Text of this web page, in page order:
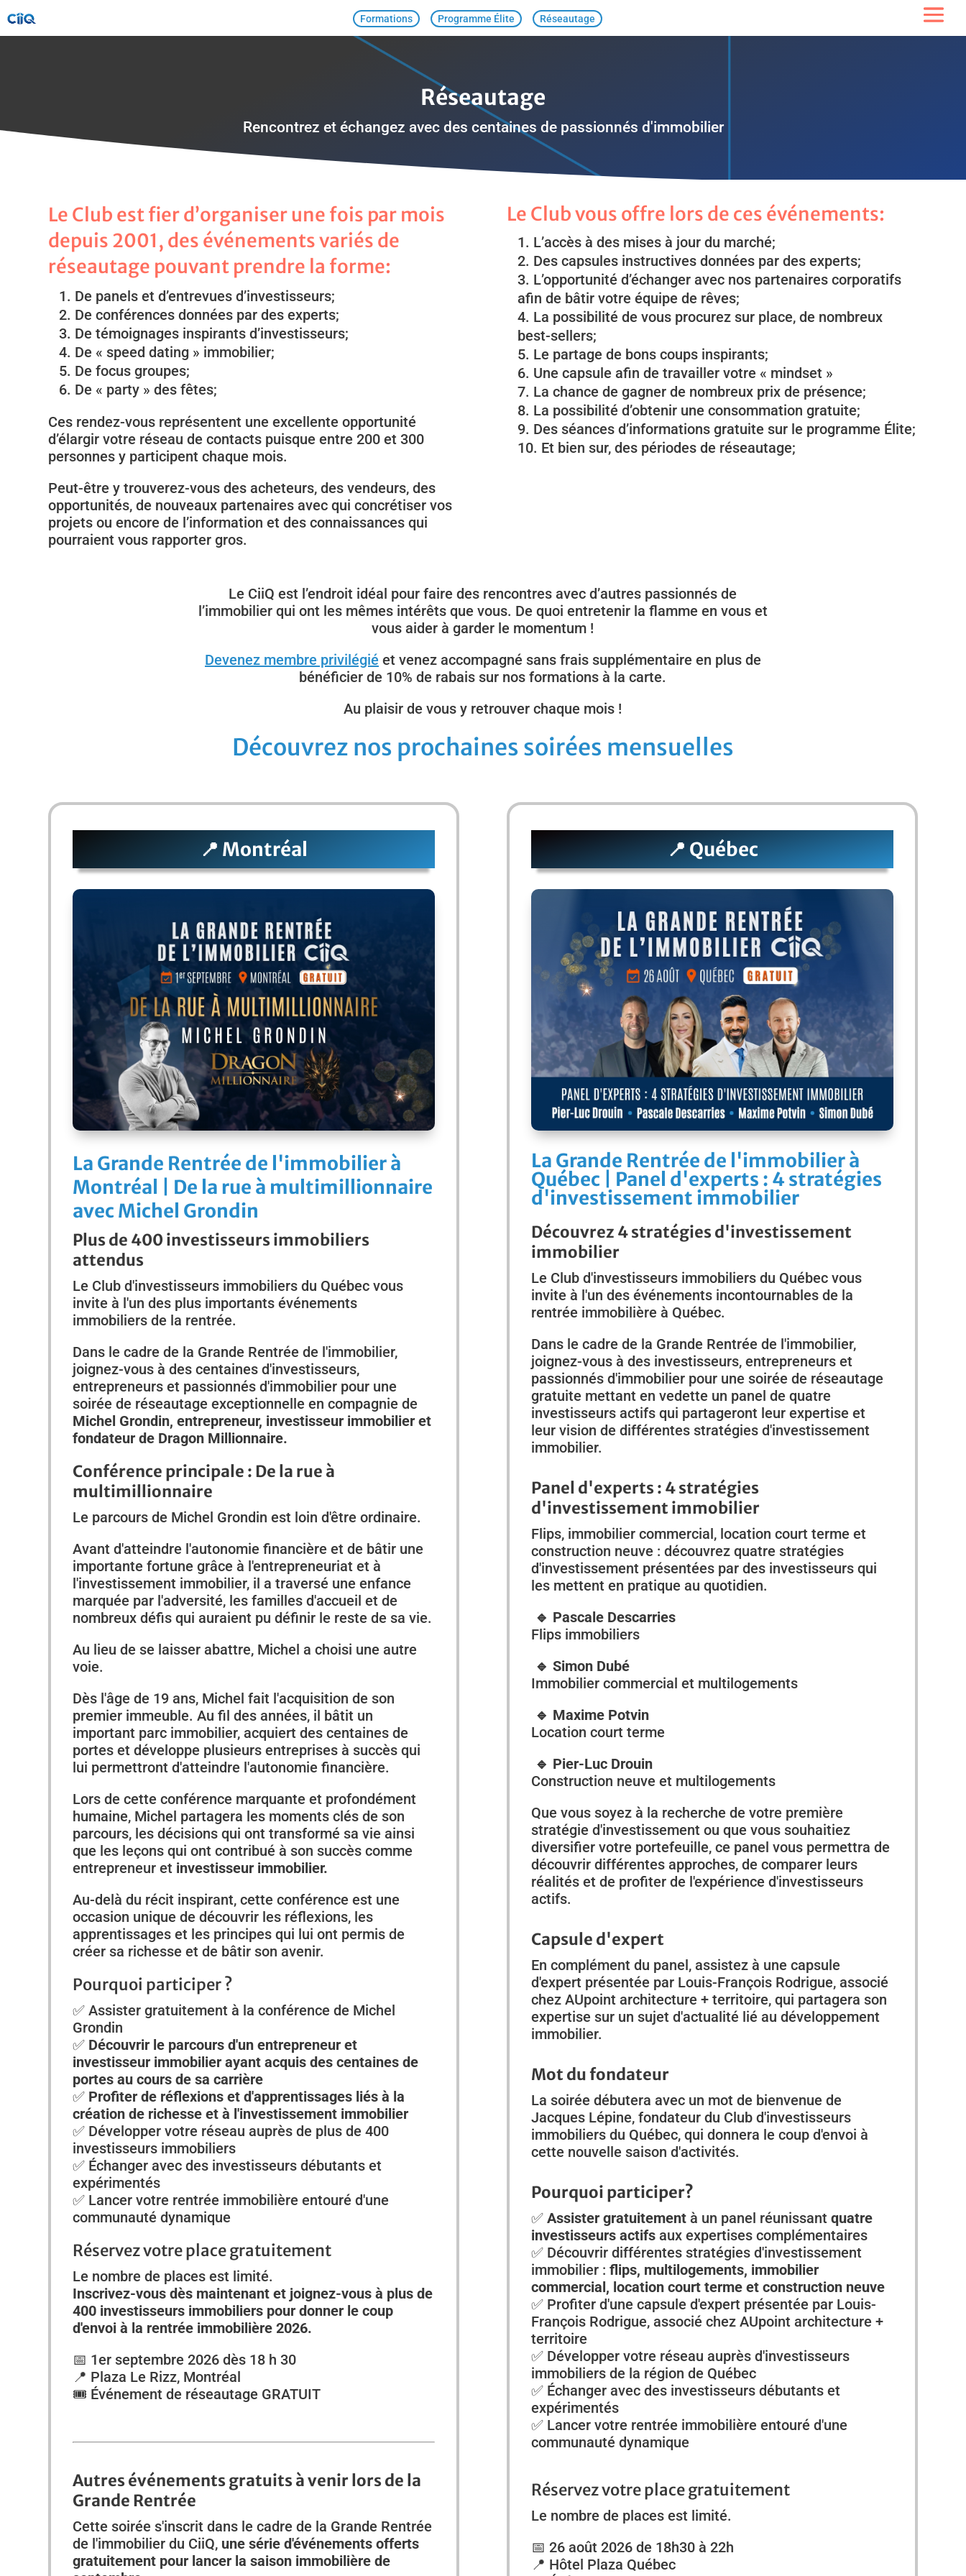
Formations Programme Élite Réseautage
Réseautage
Rencontrez et échangez avec des centaines de passionnés d'immobilier
Le Club est fier d’organiser une fois par mois
depuis 2001, des événements variés de
réseautage pouvant prendre la forme:
De panels et d’entrevues d’investisseurs;
De conférences données par des experts;
De témoignages inspirants d’investisseurs;
De « speed dating » immobilier;
De focus groupes;
De « party » des fêtes;
Ces rendez-vous représentent une excellente opportunité
d’élargir votre réseau de contacts puisque entre 200 et 300
personnes y participent chaque mois.
Peut-être y trouverez-vous des acheteurs, des vendeurs, des
opportunités, de nouveaux partenaires avec qui concrétiser vos
projets ou encore de l’information et des connaissances qui
pourraient vous rapporter gros.
Le Club vous offre lors de ces événements:
L’accès à des mises à jour du marché;
Des capsules instructives données par des experts;
L’opportunité d’échanger avec nos partenaires corporatifs
afin de bâtir votre équipe de rêves;
La possibilité de vous procurez sur place, de nombreux
best-sellers;
Le partage de bons coups inspirants;
Une capsule afin de travailler votre « mindset »
La chance de gagner de nombreux prix de présence;
La possibilité d’obtenir une consommation gratuite;
Des séances d’informations gratuite sur le programme Élite;
Et bien sur, des périodes de réseautage;
Le CiiQ est l’endroit idéal pour faire des rencontres avec d’autres passionnés de
l’immobilier qui ont les mêmes intérêts que vous. De quoi entretenir la flamme en vous et
vous aider à garder le momentum !
Devenez membre privilégié et venez accompagné sans frais supplémentaire en plus de
bénéficier de 10% de rabais sur nos formations à la carte.
Au plaisir de vous y retrouver chaque mois !
Découvrez nos prochaines soirées mensuelles
📍 Montréal
La Grande Rentrée de l'immobilier à
Montréal | De la rue à multimillionnaire
avec Michel Grondin
Plus de 400 investisseurs immobiliers
attendus
Le Club d'investisseurs immobiliers du Québec vous
invite à l'un des plus importants événements
immobiliers de la rentrée.
Dans le cadre de la Grande Rentrée de l'immobilier,
joignez-vous à des centaines d'investisseurs,
entrepreneurs et passionnés d'immobilier pour une
soirée de réseautage exceptionnelle en compagnie de
Michel Grondin, entrepreneur, investisseur immobilier et
fondateur de Dragon Millionnaire.
Conférence principale : De la rue à
multimillionnaire
Le parcours de Michel Grondin est loin d'être ordinaire.
Avant d'atteindre l'autonomie financière et de bâtir une
importante fortune grâce à l'entrepreneuriat et à
l'investissement immobilier, il a traversé une enfance
marquée par l'adversité, les familles d'accueil et de
nombreux défis qui auraient pu définir le reste de sa vie.
Au lieu de se laisser abattre, Michel a choisi une autre
voie.
Dès l'âge de 19 ans, Michel fait l'acquisition de son
premier immeuble. Au fil des années, il bâtit un
important parc immobilier, acquiert des centaines de
portes et développe plusieurs entreprises à succès qui
lui permettront d'atteindre l'autonomie financière.
Lors de cette conférence marquante et profondément
humaine, Michel partagera les moments clés de son
parcours, les décisions qui ont transformé sa vie ainsi
que les leçons qui ont contribué à son succès comme
entrepreneur et investisseur immobilier.
Au-delà du récit inspirant, cette conférence est une
occasion unique de découvrir les réflexions, les
apprentissages et les principes qui lui ont permis de
créer sa richesse et de bâtir son avenir.
Pourquoi participer ?
✅ Assister gratuitement à la conférence de Michel
Grondin
✅ Découvrir le parcours d'un entrepreneur et
investisseur immobilier ayant acquis des centaines de
portes au cours de sa carrière
✅ Profiter de réflexions et d'apprentissages liés à la
création de richesse et à l'investissement immobilier
✅ Développer votre réseau auprès de plus de 400
investisseurs immobiliers
✅ Échanger avec des investisseurs débutants et
expérimentés
✅ Lancer votre rentrée immobilière entouré d'une
communauté dynamique
Réservez votre place gratuitement
Le nombre de places est limité.
Inscrivez-vous dès maintenant et joignez-vous à plus de
400 investisseurs immobiliers pour donner le coup
d'envoi à la rentrée immobilière 2026.
📅 1er septembre 2026 dès 18 h 30
📍 Plaza Le Rizz, Montréal
🎟️ Événement de réseautage GRATUIT
Autres événements gratuits à venir lors de la
Grande Rentrée
Cette soirée s'inscrit dans le cadre de la Grande Rentrée
de l'immobilier du CiiQ, une série d'événements offerts
gratuitement pour lancer la saison immobilière de
📍 Québec
La Grande Rentrée de l'immobilier à
Québec | Panel d'experts : 4 stratégies
d'investissement immobilier
Découvrez 4 stratégies d'investissement
immobilier
Le Club d'investisseurs immobiliers du Québec vous
invite à l'un des événements incontournables de la
rentrée immobilière à Québec.
Dans le cadre de la Grande Rentrée de l'immobilier,
joignez-vous à des investisseurs, entrepreneurs et
passionnés d'immobilier pour une soirée de réseautage
gratuite mettant en vedette un panel de quatre
investisseurs actifs qui partageront leur expertise et
leur vision de différentes stratégies d'investissement
immobilier.
Panel d'experts : 4 stratégies
d'investissement immobilier
Flips, immobilier commercial, location court terme et
construction neuve : découvrez quatre stratégies
d'investissement présentées par des investisseurs qui
les mettent en pratique au quotidien.
🔹 Pascale Descarries
Flips immobiliers
🔹Simon Dubé
Immobilier commercial et multilogements
🔹 Maxime Potvin
Location court terme
🔹 Pier-Luc Drouin
Construction neuve et multilogements
Que vous soyez à la recherche de votre première
stratégie d'investissement ou que vous souhaitiez
diversifier votre portefeuille, ce panel vous permettra de
découvrir différentes approches, de comparer leurs
réalités et de profiter de l'expérience d'investisseurs
actifs.
Capsule d'expert
En complément du panel, assistez à une capsule
d'expert présentée par Louis-François Rodrigue, associé
chez AUpoint architecture + territoire, qui partagera son
expertise sur un sujet d'actualité lié au développement
immobilier.
Mot du fondateur
La soirée débutera avec un mot de bienvenue de
Jacques Lépine, fondateur du Club d'investisseurs
immobiliers du Québec, qui donnera le coup d'envoi à
cette nouvelle saison d'activités.
Pourquoi participer?
✅Assister gratuitement à un panel réunissantquatre
investisseurs actifs aux expertises complémentaires
✅ Découvrir différentes stratégies d'investissement
immobilier :flips, multilogements, immobilier
commercial, location court terme et construction neuve
✅ Profiter d'une capsule d'expert présentée par Louis-
François Rodrigue, associé chez AUpoint architecture +
territoire
✅ Développer votre réseau auprès d'investisseurs
immobiliers de la région de Québec
✅ Échanger avec des investisseurs débutants et
expérimentés
✅ Lancer votre rentrée immobilière entouré d'une
communauté dynamique
Réservez votre place gratuitement
Le nombre de places est limité.
📅 26 août 2026 de 18h30 à 22h
📍 Hôtel Plaza Québec